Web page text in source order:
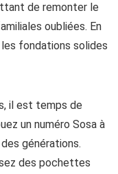
de remonter le
oubliées. En
fondations solides
il est temps de
un numéro Sosa à
générations.
des pochettes